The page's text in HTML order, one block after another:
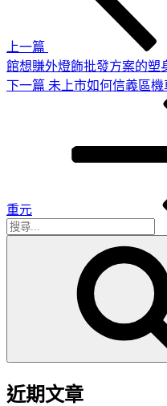
上一篇
館想賺外燈飾批發方案的塑
下
下一篇 未上市如何信義區
重元
搜
近期文章